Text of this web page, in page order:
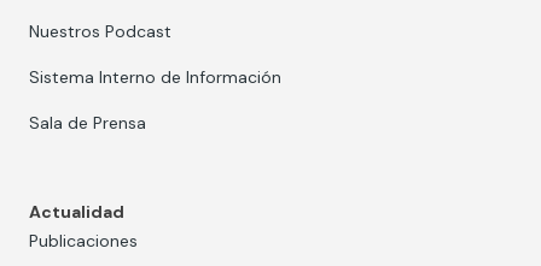
Nuestros Podcast
Sistema Interno de Información
Sala de Prensa
Actualidad
Publicaciones